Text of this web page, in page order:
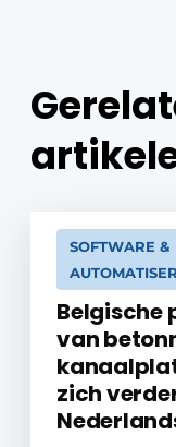
SOFTWARE &
Belgische
van
zich